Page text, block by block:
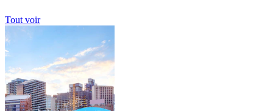
Tout voir